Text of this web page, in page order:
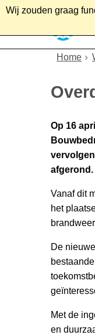
Wij zouden graag
Home
Op 16
afgerond.
Vanaf dit
het
De
Met de
en